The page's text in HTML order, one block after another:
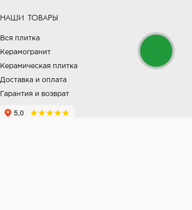
НАШИ ТОВАРЫ
Вся плитка
Керамогранит
Керамическая плитка
Доставка и оплата
Гарантия и возврат